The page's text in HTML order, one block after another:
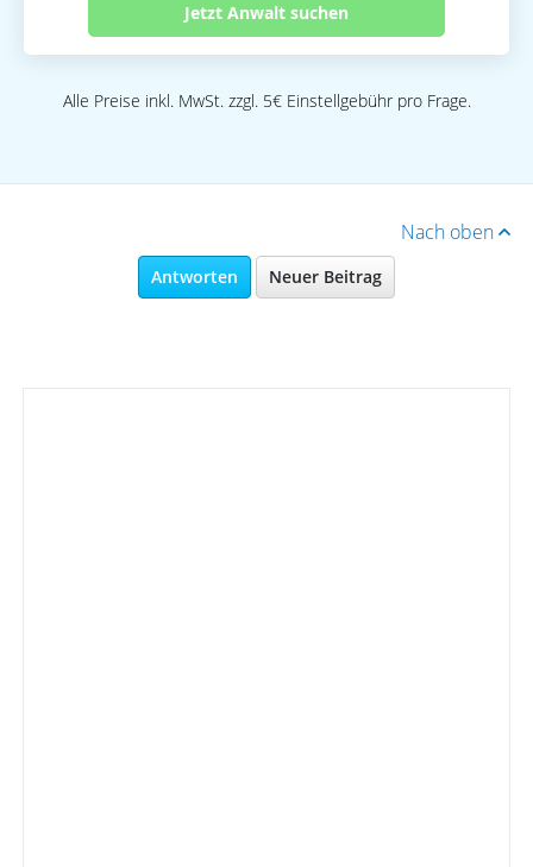
Jetzt Anwalt suchen
Alle Preise inkl. MwSt. zzgl. 5€ Einstellgebühr pro Frage.
Nach oben
Antworten Neuer Beitrag